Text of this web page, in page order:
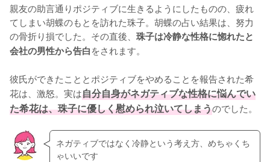
親友の助言通りポジティブに生きるようにしたものの、疲れ
てしまい胡蝶のもとを訪れた珠子。胡蝶の占い結果は、努力
の骨折り損でした。その直後、 珠子は冷静な性格に惚れたと
会社の男性から告白をされます。
彼氏ができたこととポジティブをやめることを報告された希
花は、激怒。実は自分自身がネガティブな性格に悩んでい
た希花は、珠子に優しく慰められ泣いてしまうのでした。
ネガティブではなく冷静という考え方、めちゃくち
ゃいいです